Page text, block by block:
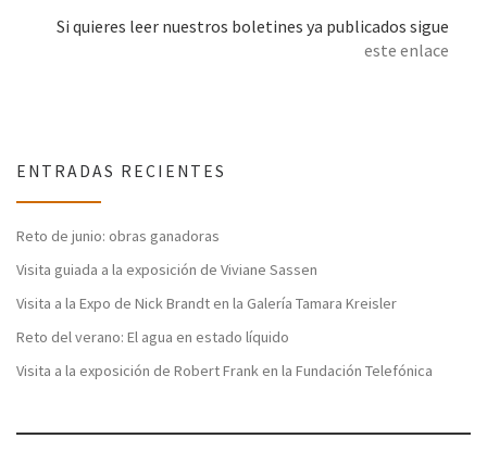
Si quieres leer nuestros boletines ya publicados sigue
este enlace
ENTRADAS RECIENTES
Reto de junio: obras ganadoras
Visita guiada a la exposición de Viviane Sassen
Visita a la Expo de Nick Brandt en la Galería Tamara Kreisler
Reto del verano: El agua en estado líquido
Visita a la exposición de Robert Frank en la Fundación Telefónica